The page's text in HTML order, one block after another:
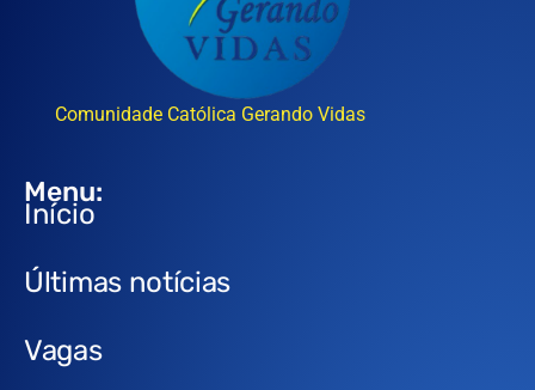
Comunidade Católica Gerando Vidas
Menu:
Início
Últimas notícias
Vagas